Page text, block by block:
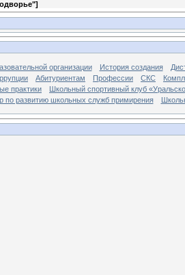
]
организации История создания
Абитуриентам Профессии СКС
практики
Школьный спортивный клуб
по развитию школьных служб примирения